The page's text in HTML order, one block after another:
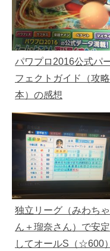
パワプロ2016公式パ
フェクトガイド（攻略
本）の感想
独立リーグ（みわちゃ
ん＋瑠奈さん）で安定
してオールS（☆600）